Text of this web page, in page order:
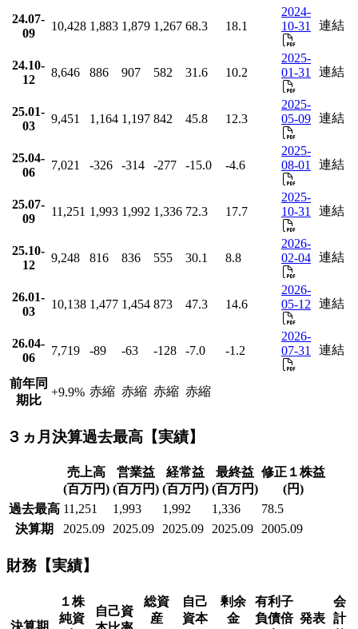
24.07-
09
10,428 1,883 1,879 1,267 68.3 18.1
2024-
10-31
連結
24.10-
12
8,646 886 907 582 31.6 10.2
2025-
01-31
連結
25.01-
03
9,451 1,164 1,197 842 45.8 12.3
2025-
05-09 連結
25.04-
06
7,021 -326 -314 -277 -15.0 -4.6
2025-
08-01
連結
25.07-
09
11,251 1,993 1,992 1,336 72.3 17.7
2025-
10-31
連結
25.10-
12
9,248 816 836 555 30.1 8.8
2026-
02-04 連結
26.01-
03
10,138 1,477 1,454 873 47.3 14.6
2026-
05-12
連結
26.04-
06
7,719 -89 -63 -128 -7.0 -1.2
2026-
07-31
連結
前年同
期比
+9.9% 赤縮 赤縮 赤縮 赤縮
３ヵ月決算過去最高【実績】
売上高
(百万円)
営業益
(百万円)
経常益
(百万円)
最終益
(百万円)
修正１株益
(円)
過去最高 11,251 1,993 1,992 1,336
78.5
決算期
2025.09 2025.09 2025.09 2025.09 2005.09
財務【実績】
決算期
１株
純資
自己資
総資
産
自己
資本
剰余
金
有利子
負債倍 発表
会
計